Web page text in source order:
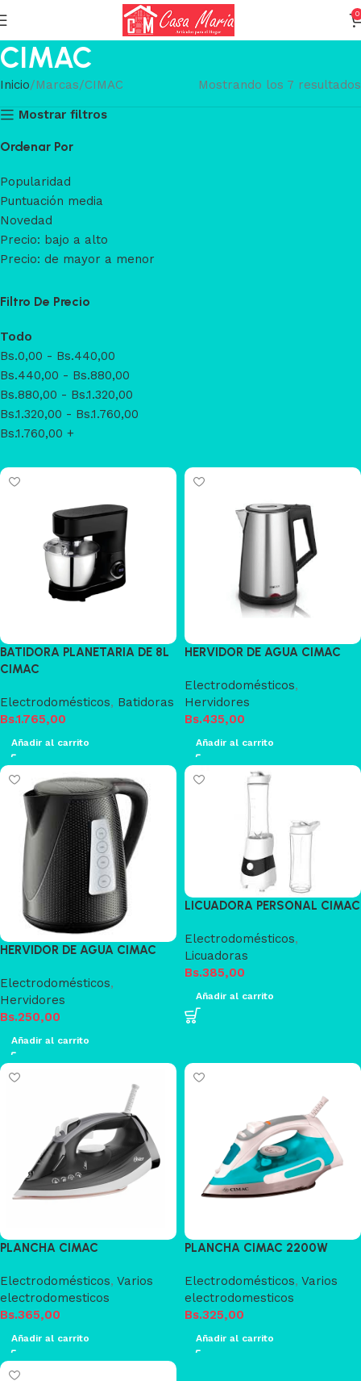
0
CIMAC
Inicio Marcas CIMAC Mostrando los 7 resultados
Mostrar filtros
Ordenar Por
Popularidad
Puntuación media
Novedad
Precio: bajo a alto
Precio: de mayor a menor
Filtro De Precio
Todo
Bs.0,00 - Bs.440,00
Bs.440,00 - Bs.880,00
Bs.880,00 - Bs.1.320,00
Bs.1.320,00 - Bs.1.760,00
Bs.1.760,00 +
BATIDORA PLANETARIA DE 8L
CIMAC
Electrodomésticos, Batidoras
Bs.1.765,00
Añadir al carrito
HERVIDOR DE AGUA CIMAC
Electrodomésticos,
Hervidores
Bs.435,00
Añadir al carrito
HERVIDOR DE AGUA CIMAC
Electrodomésticos,
Hervidores
Bs.250,00
Añadir al carrito
LICUADORA PERSONAL CIMAC
Electrodomésticos,
Licuadoras
Bs.385,00
Añadir al carrito
PLANCHA CIMAC
Electrodomésticos, Varios
electrodomesticos
Bs.365,00
Añadir al carrito
PLANCHA CIMAC 2200W
Electrodomésticos, Varios
electrodomesticos
Bs.325,00
Añadir al carrito